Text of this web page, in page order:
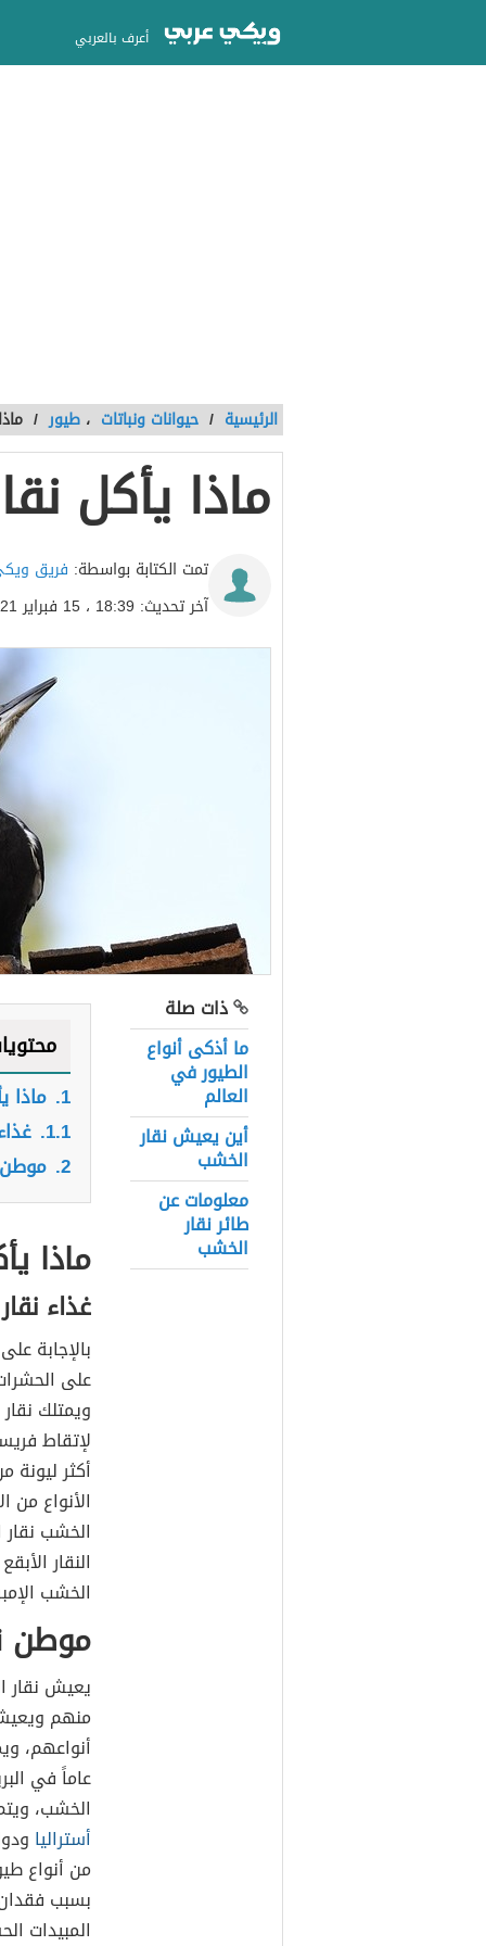
أعرف بالعربي
الرئيسية / حيوانات ونباتات ، طيور /
ماذا يأكل
تمت الكتابة بواسطة: فريق
آخر تحديث: 18:39 ، 15 فبراير 2021
ذات صلة
ما أذكى أنواع
الطيور في
العالم
أين يعيش نقار
الخشب
معلومات عن
طائر نقار
الخشب
1. ماذا
1.1.
2.
ماذا
غذاء
بالإجابة
على
ويمتلك
لإتقاط
أكثر
الأنواع من
الخشب نقار
النقار
الخشب
موطن
يعيش نقار
منهم
الخشب،
أستراليا
من أنواع
بسبب فقدان
المبيدات